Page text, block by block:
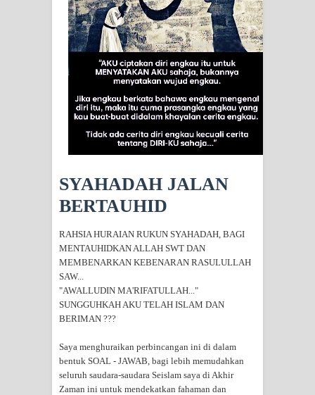
SIRHINDI)
Wusul kepada Allah
Hati dan dua sayap
MUKASYAFAH MENURUT AHL AL-
SUNNAH WAL JAMA'AH: BUKAN
MENGENAL DIRI
SYARAHAN TINGKAT TINGGI
TASAWWUF*
Syahadat… tapi belum benar-benar
menyaksikan.
KISAH WALI SUFI, YANG BACAAN
SURAT AL-FATIHAHNYA TIDAK
SYAHADAH JALAN
BERTAUHID
RAHSIA HURAIAN RUKUN SYAHADAH, BAGI
MENTAUHIDKAN ALLAH SWT DAN
MEMBENARKAN KEBENARAN RASULULLAH
SAW...
"AWALLUDIN MA'RIFATULLAH..."
SUNGGUHKAH AKU TELAH ISLAM DAN
BERIMAN ???
Saya menghuraikan perbincangan ini di dalam
bentuk SOAL - JAWAB, bagi lebih memudahkan
seluruh saudara-saudara Seislam saya di Akhir
Zaman ini untuk mendekatkan fahaman dan